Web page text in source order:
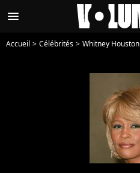
menu
Accueil Célébrités Whitney Houston